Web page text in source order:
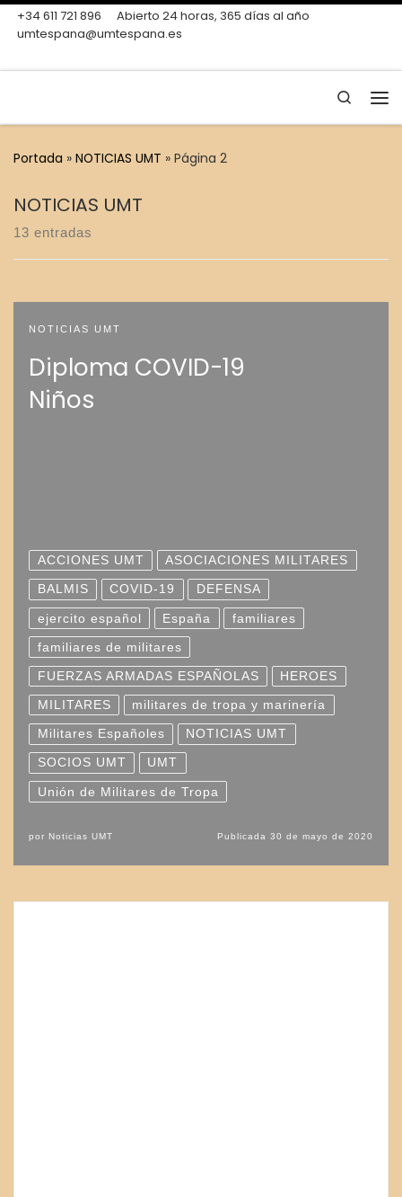
Skip to content
+34 611 721 896
Abierto 24 horas, 365 días al año
umtespana@umtespana.es
Search
Portada » NOTICIAS UMT » Página 2
NOTICIAS UMT
13 entradas
NOTICIAS UMT
Diploma COVID-19
Niños
ACCIONES UMT ASOCIACIONES MILITARES
BALMIS COVID-19 DEFENSA
ejercito español España familiares
familiares de militares
FUERZAS ARMADAS ESPAÑOLAS HEROES
MILITARES militares de tropa y marinería
Militares Españoles NOTICIAS UMT
SOCIOS UMT UMT
Unión de Militares de Tropa
por Noticias UMT Publicada 30 de mayo de 2020